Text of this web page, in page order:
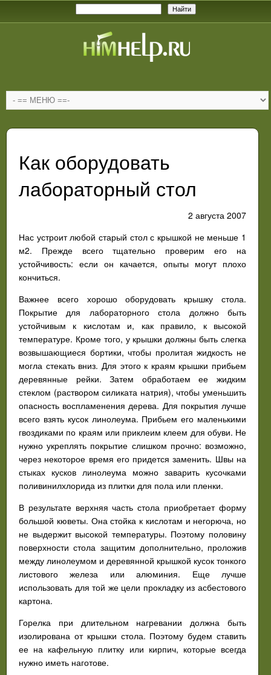
Как оборудовать
лабораторный стол
2 августа 2007
Нас устроит любой старый стол с крышкой не меньше 1
м2. Прежде всего тщательно проверим его на
устойчивость: если он качается, опыты могут плохо
кончиться.
Важнее всего хорошо оборудовать крышку стола.
Покрытие для лабораторного стола должно быть
устойчивым к кислотам и, как правило, к высокой
температуре. Кроме того, у крышки должны быть слегка
возвышающиеся бортики, чтобы пролитая жидкость не
могла стекать вниз. Для этого к краям крышки прибьем
деревянные рейки. Затем обработаем ее жидким
стеклом (раствором силиката натрия), чтобы уменьшить
опасность воспламенения дерева. Для покрытия лучше
всего взять кусок линолеума. Прибьем его маленькими
гвоздиками по краям или приклеим клеем для обуви. Не
нужно укреплять покрытие слишком прочно: возможно,
через некоторое время его придется заменить. Швы на
стыках кусков линолеума можно заварить кусочками
поливинилхлорида из плитки для пола или пленки.
В результате верхняя часть стола приобретает форму
большой кюветы. Она стойка к кислотам и негорюча, но
не выдержит высокой температуры. Поэтому половину
поверхности стола защитим дополнительно, проложив
между линолеумом и деревянной крышкой кусок тонкого
листового железа или алюминия. Еще лучше
использовать для той же цели прокладку из асбестового
картона.
Горелка при длительном нагревании должна быть
изолирована от крышки стола. Поэтому будем ставить
ее на кафельную плитку или кирпич, которые всегда
нужно иметь наготове.